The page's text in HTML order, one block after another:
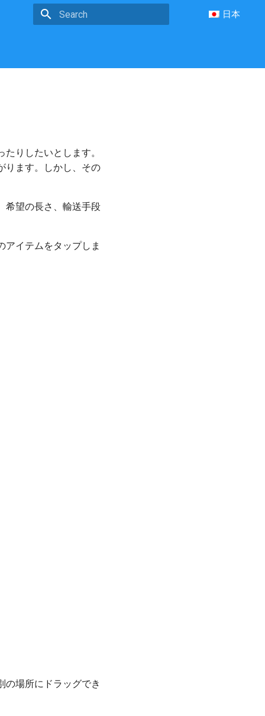
日本
りしたいとします。
ります。しかし、その
希望の長さ、輸送手段
アイテムをタップしま
の場所にドラッグでき